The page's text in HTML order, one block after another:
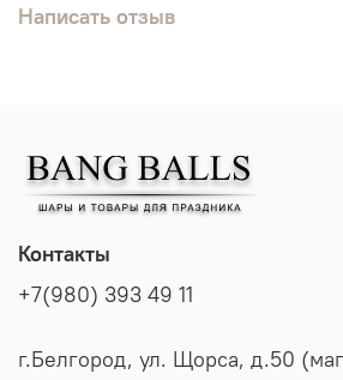
Написать отзыв
Контакты
+7(980) 393 49 11
г.Белгород, ул. Щорса, д.50